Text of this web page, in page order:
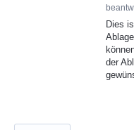
Dies
der